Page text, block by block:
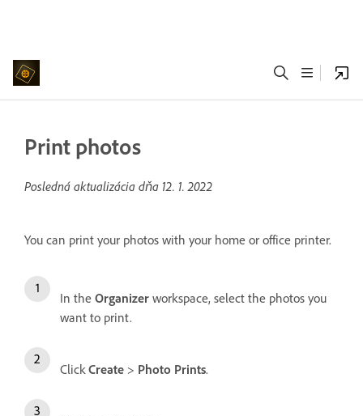
Print photos
Posledná aktualizácia dňa 12. 1. 2022
You can print your photos with your home or office printer.
In the Organizer workspace, select the photos you
want to print.
ClickCreate > Photo Prints.